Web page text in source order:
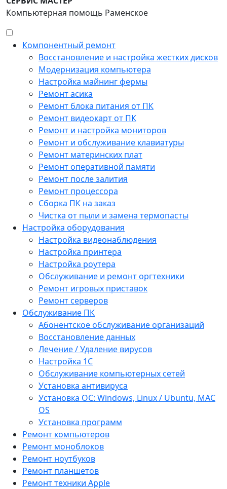
Компьютерная помощь Раменское
Компонентный ремонт
Восстановление и настройка жестких дисков
Модернизация компьютера
Настройка майнинг фермы
Ремонт асика
Ремонт блока питания от ПК
Ремонт видеокарт от ПК
Ремонт и настройка мониторов
Ремонт и обслуживание клавиатуры
Ремонт материнских плат
Ремонт оперативной памяти
Ремонт после залития
Ремонт процессора
Сборка ПК на заказ
Чистка от пыли и замена термопасты
Настройка оборудования
Настройка видеонаблюдения
Настройка принтера
Настройка роутера
Обслуживание и ремонт оргтехники
Ремонт игровых приставок
Ремонт серверов
Обслуживание ПК
Абонентское обслуживание организаций
Восстановление данных
Лечение / Удаление вирусов
Настройка 1С
Обслуживание компьютерных сетей
Установка антивируса
Установка ОС: Windows, Linux / Ubuntu, МАС
OS
Установка программ
Ремонт компьютеров
Ремонт моноблоков
Ремонт ноутбуков
Ремонт планшетов
Ремонт техники Apple